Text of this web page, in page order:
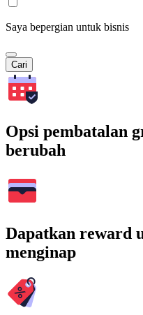
Saya bepergian untuk bisnis
Cari
Opsi pembatalan
berubah
Dapatkan reward
menginap